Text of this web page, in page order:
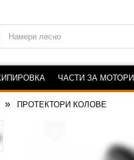
ЧАСТИ ЗА МОТОРИ
ПРОТЕКТОРИ КОЛОВЕ